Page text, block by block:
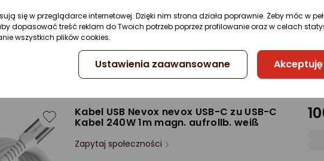
Kabel USB Nevox nevox USB-C zu USB-C
Kabel 240W 1m magn. aufrollb. weiß
Zapytaj społeczności
się w przeglądarce internetowej. Dzięki nim strona działa poprawnie. Żeby móc w
dopasować treść reklam do Twoich potrzeb poprzez profilowanie oraz w celach
wszystkich plików cookies.
Ustawienia zaawansowane